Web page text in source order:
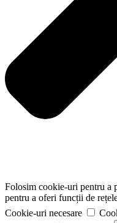
Folosim cookie-uri pentru a
pentru a oferi funcții de
Cookie-uri necesare